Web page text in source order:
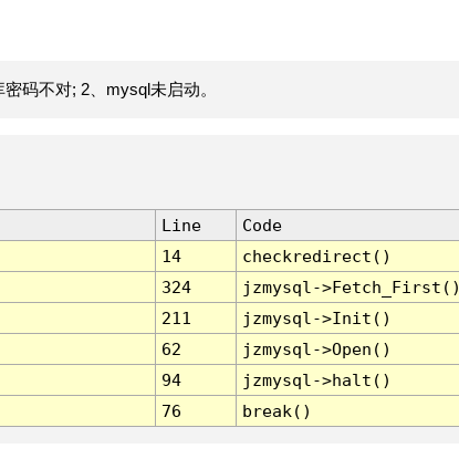
码不对; 2、mysql未启动。
Line
Code
14
checkredirect()
324
jzmysql-
211
jzmysql->Init()
62
jzmysql->Open()
94
jzmysql->halt()
76 break()